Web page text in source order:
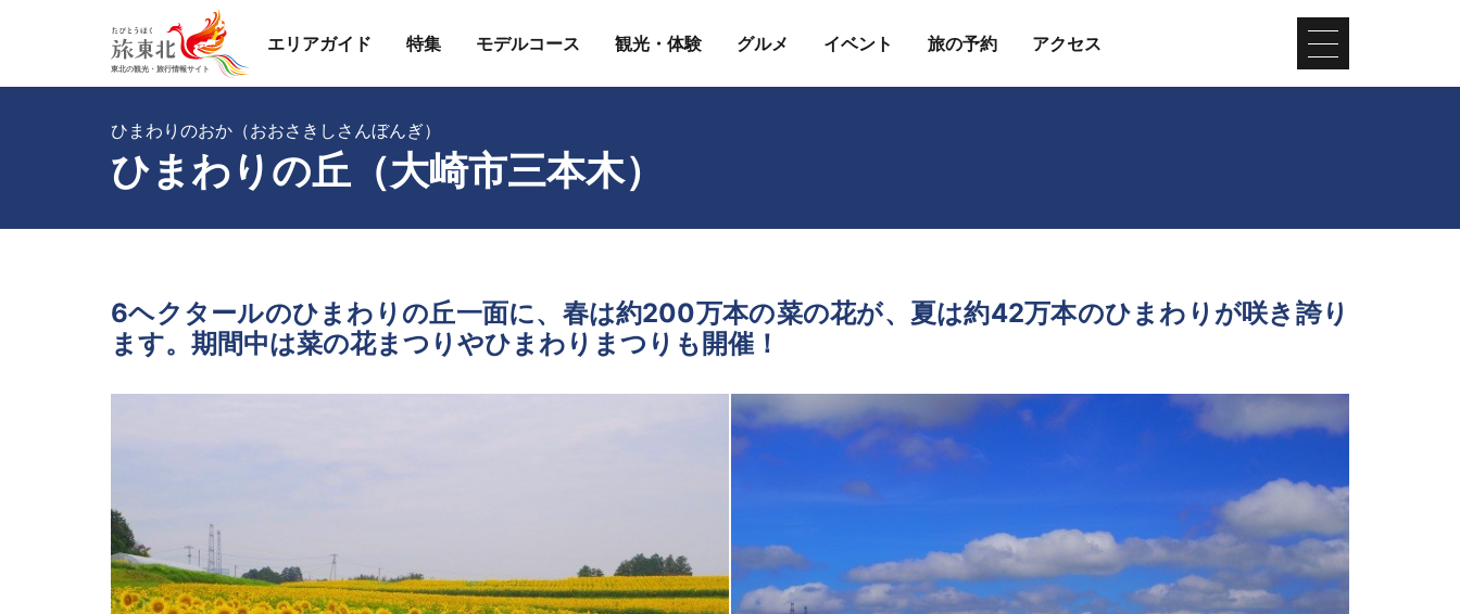
エリアガイド 特集 モデルコース 観光・体験 グルメ イベント 旅の予約 アクセス
ひまわりの丘（大崎市三本木）
ひまわりのおか（おおさきしさんぼんぎ）
6ヘクタールのひまわりの丘一面に、春は約200万本の菜の花が、夏は約42万本のひまわりが咲き誇り
ます。期間中は菜の花まつりやひまわりまつりも開催！